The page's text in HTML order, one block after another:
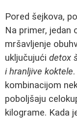
Pored šejkova,
Na primer, jedan
mršavljenje
uključujući detox
i hranljive koktele
kombinacijom
poboljšaju
kilograme. Kada